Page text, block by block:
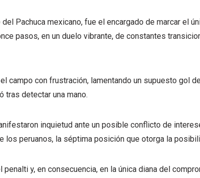
Pachuca mexicano, fue el encargado de marcar el
pasos, en un duelo vibrante, de constantes
campo con frustración, lamentando un supuesto gol
tras detectar una mano.
inquietud ante un posible conflicto de
los peruanos, la séptima posición que otorga la
y, en consecuencia, en la única diana del